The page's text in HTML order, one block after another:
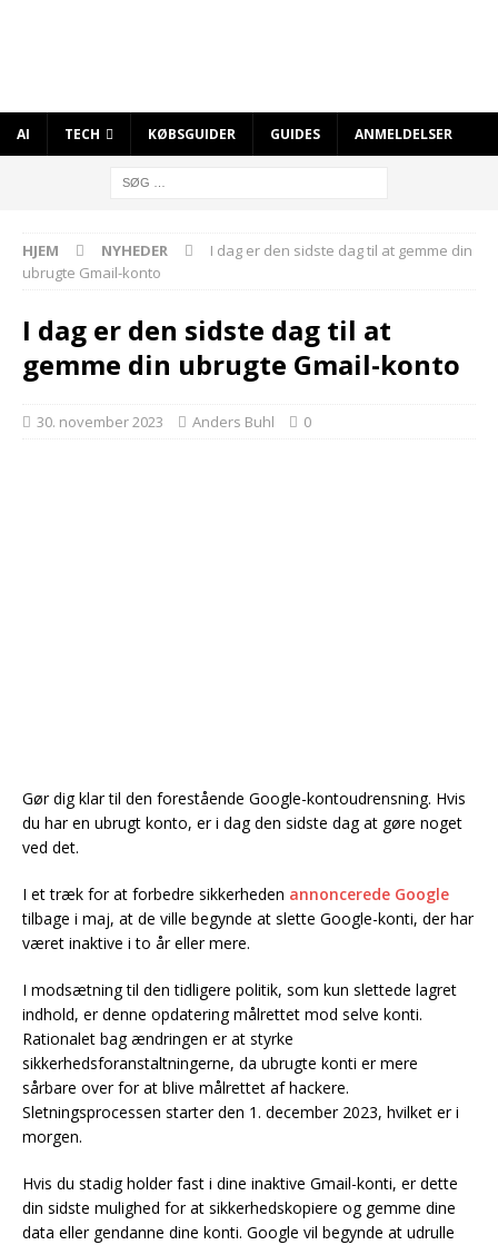
AI TECH KØBSGUIDER GUIDES ANMELDELSER
HJEM NYHEDER
I dag er den sidste dag til at gemme din
ubrugte Gmail-konto
I dag er den sidste dag til at
gemme din ubrugte Gmail-konto
30. november 2023 Anders Buhl 0
Gør dig klar til den forestående Google-kontoudrensning. Hvis
du har en ubrugt konto, er i dag den sidste dag at gøre noget
ved det.
I et træk for at forbedre sikkerheden annoncerede Google
tilbage i maj, at de ville begynde at slette Google-konti, der har
været inaktive i to år eller mere.
I modsætning til den tidligere politik, som kun slettede lagret
indhold, er denne opdatering målrettet mod selve konti.
Rationalet bag ændringen er at styrke
sikkerhedsforanstaltningerne, da ubrugte konti er mere
sårbare over for at blive målrettet af hackere.
Sletningsprocessen starter den 1. december 2023, hvilket er i
morgen.
Hvis du stadig holder fast i dine inaktive Gmail-konti, er dette
din sidste mulighed for at sikkerhedskopiere og gemme dine
data eller gendanne dine konti. Google vil begynde at udrulle